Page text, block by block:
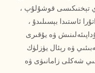
تېخنىكىسى قوشۇلۇپ ،
ئاستىدا بېسىلىدۇ ،
ۋە يۇقىرى
ۋە رېئال يۈزلۈك
شەكلى زامانىۋى ۋە